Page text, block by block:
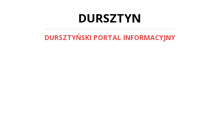
DURSZTYN
DURSZTYŃSKI PORTAL INFORMACYJNY